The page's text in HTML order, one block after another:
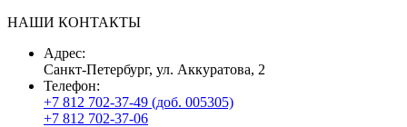
НАШИ КОНТАКТЫ
Адрес:
Санкт-Петербург, ул. Аккуратова, 2
Телефон:
+7 812 702-37-49 (доб. 005305)
+7 812 702-37-06